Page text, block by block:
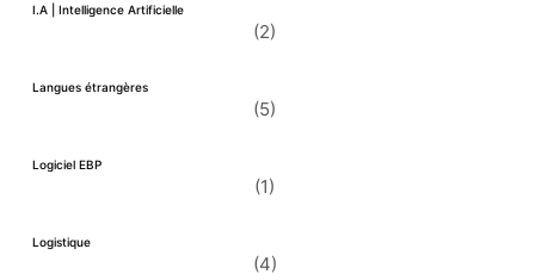
I.A | Intelligence Artificielle
(2)
Langues étrangères
(5)
Logiciel EBP
(1)
Logistique
(4)